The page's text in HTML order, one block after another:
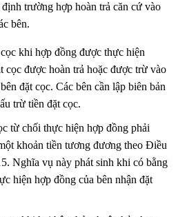
trường hợp hoàn trả căn cứ vào
bên.
khi hợp đồng được thực hiện
cọc được hoàn trả hoặc được trừ vào
đặt cọc. Các bên cần lập biên bản
trừ tiền đặt cọc.
từ chối thực hiện hợp đồng phải
khoản tiền tương đương theo Điều
Nghĩa vụ này phát sinh khi có bằng
hiện hợp đồng của bên nhận đặt